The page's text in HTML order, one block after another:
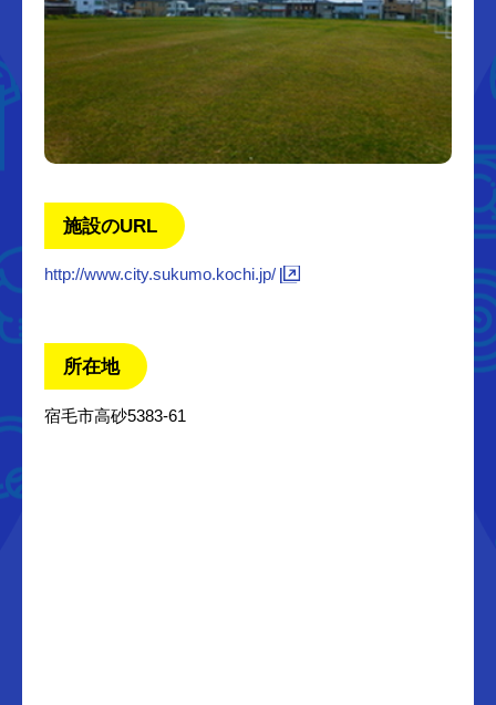
施設のURL
http://www.city.sukumo.kochi.jp/
所在地
宿毛市高砂5383-61